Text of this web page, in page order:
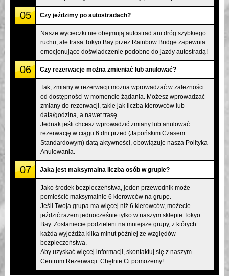
05 Czy jeździmy po autostradach?
Nasze wycieczki nie obejmują autostrad ani dróg szybkiego
ruchu, ale trasa Tokyo Bay przez Rainbow Bridge zapewnia
emocjonujące doświadczenie podobne do jazdy autostradą!
06 Czy rezerwacje można zmieniać lub anulować?
Tak, zmiany w rezerwacji można wprowadzać w zależności
od dostępności w momencie żądania. Możesz wprowadzać
zmiany do rezerwacji, takie jak liczba kierowców lub
data/godzina, a nawet trasę.
Jednak jeśli chcesz wprowadzić zmiany lub anulować
rezerwację w ciągu 6 dni przed (Japońskim Czasem
Standardowym) datą aktywności, obowiązuje nasza Polityka
Anulowania.
07 Jaka jest maksymalna liczba osób w grupie?
Jako środek bezpieczeństwa, jeden przewodnik może
pomieścić maksymalnie 6 kierowców na grupę.
Jeśli Twoja grupa ma więcej niż 6 kierowców, możecie
jeździć razem jednocześnie tylko w naszym sklepie Tokyo
Bay. Zostaniecie podzieleni na mniejsze grupy, z których
każda wyjeżdża kilka minut później ze względów
bezpieczeństwa.
Aby uzyskać więcej informacji, skontaktuj się z naszym
Centrum Rezerwacji. Chętnie Ci pomożemy!